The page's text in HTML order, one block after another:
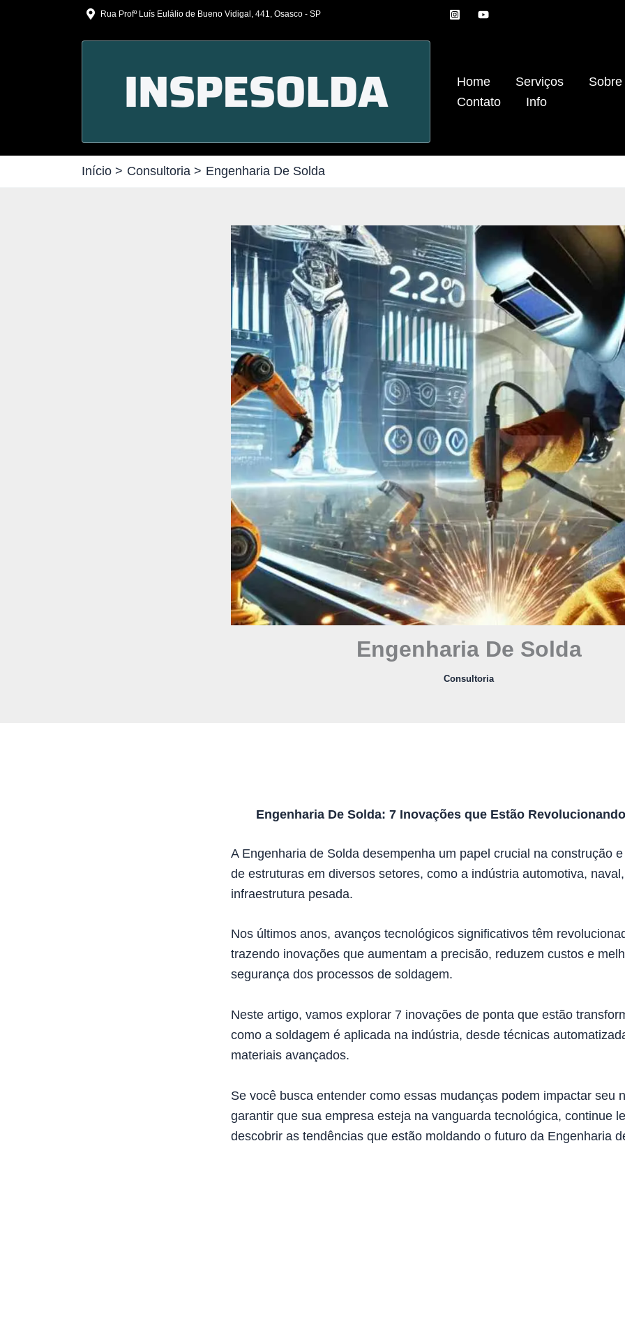
Rua Profº Luís Eulálio de Bueno Vidigal, 441, Osasco - SP
Home Serviços Sobre
Contato
Info
Início Consultoria Engenharia De Solda
Engenharia De Solda
Consultoria
Engenharia De Solda: 7 Inovações que Estão
A Engenharia de Solda desempenha um papel crucial na construção
de estruturas em diversos setores, como a indústria automotiva,
infraestrutura pesada.
Nos últimos anos, avanços tecnológicos significativos têm
trazendo inovações que aumentam a precisão, reduzem custos e
segurança dos processos de soldagem.
Neste artigo, vamos explorar 7 inovações de ponta que estão
como a soldagem é aplicada na indústria, desde técnicas
materiais avançados.
Se você busca entender como essas mudanças podem impactar seu
garantir que sua empresa esteja na vanguarda tecnológica, continue
descobrir as tendências que estão moldando o futuro da Engenharia